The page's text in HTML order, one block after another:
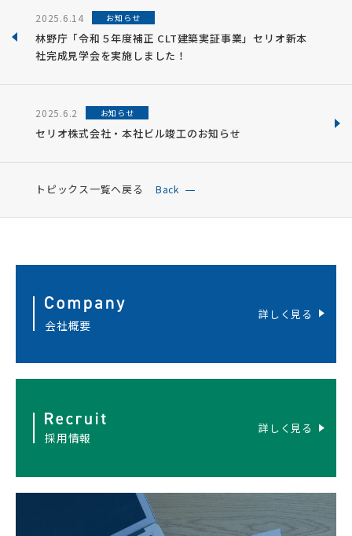
2025.6.14 お知らせ
林野庁「令和５年度補正 CLT建築実証事業」セリオ新本
社完成見学会を実施しました！
トピックス一覧へ戻る Back
2025.6.2 お知らせ
セリオ株式会社・本社ビル竣工のお知らせ
会社概要
詳しく見る
採用情報
詳しく見る